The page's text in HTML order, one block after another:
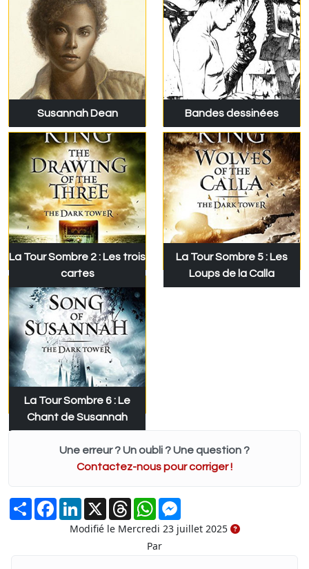
Susannah Dean Bandes dessinées
La Tour Sombre 2 : Les trois
cartes
La Tour Sombre 5 : Les
Loups de la Calla
La Tour Sombre 6 : Le
Chant de Susannah
Une erreur ? Un oubli ? Une question ?
Contactez-nous pour corriger !
PartagerFacebook
LinkedIn
X ThreadsWhatsApp
Modifié le Mercredi 23 juillet 2025
Par